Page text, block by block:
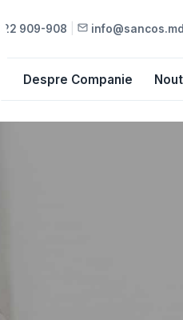
022 909-908 info@sancos.md
Despre Companie